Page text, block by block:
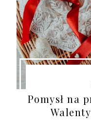
Pomysł na